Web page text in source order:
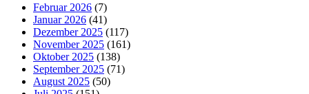
Februar 2026 (7)
Januar 2026 (41)
Dezember 2025 (117)
November 2025 (161)
Oktober 2025 (138)
September 2025 (71)
August 2025 (50)